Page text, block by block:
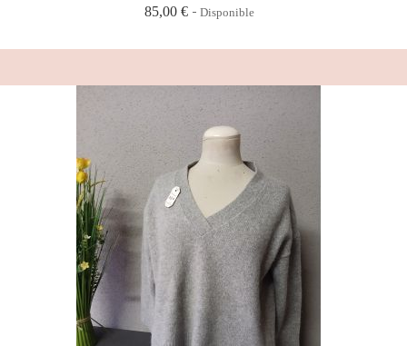
85,00 € Disponible